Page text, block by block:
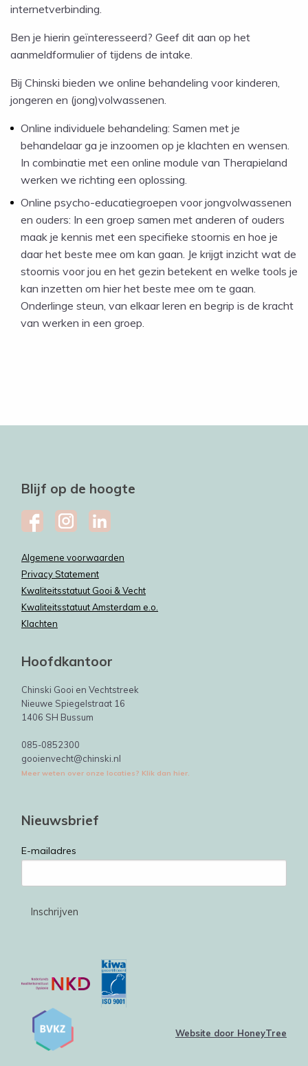
internetverbinding.
Ben je hierin geïnteresseerd? Geef dit aan op het
aanmeldformulier of tijdens de intake.
Bij Chinski bieden we online behandeling voor kinderen,
jongeren en (jong)volwassenen.
Online individuele behandeling: Samen met je
behandelaar ga je inzoomen op je klachten en wensen.
In combinatie met een online module van Therapieland
werken we richting een oplossing.
Online psycho-educatiegroepen voor jongvolwassenen
en ouders: In een groep samen met anderen of ouders
maak je kennis met een specifieke stoornis en hoe je
daar het beste mee om kan gaan. Je krijgt inzicht wat de
stoornis voor jou en het gezin betekent en welke tools je
kan inzetten om hier het beste mee om te gaan.
Onderlinge steun, van elkaar leren en begrip is de kracht
van werken in een groep.
Blijf op de hoogte
Algemene voorwaarden
Privacy Statement
Kwaliteitsstatuut Gooi & Vecht
Kwaliteitsstatuut Amsterdam e.o.
Klachten
Hoofdkantoor
Chinski Gooi en Vechtstreek
Nieuwe Spiegelstraat 16
1406 SH Bussum
085-0852300
gooienvecht@chinski.nl
Meer weten over onze locaties? Klik dan hier.
Nieuwsbrief
E-mailadres
Website door HoneyTree